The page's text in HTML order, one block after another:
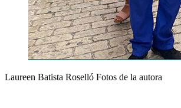
Laureen Batista Roselló Fotos de la autora